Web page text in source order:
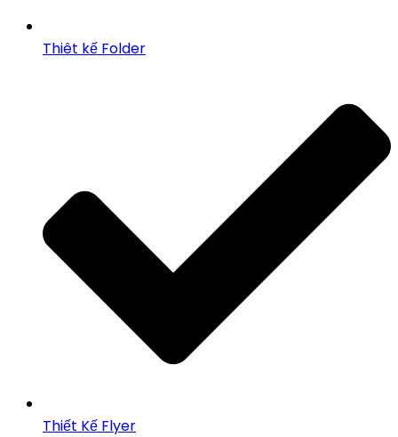
Thiêt kế Folder
Thiết Kế Flyer